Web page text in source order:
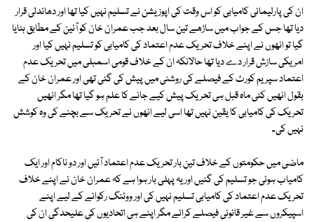
ان کی پارلیمانی کامیابی کو اس وقت کی اپوزیشن نے تسلیم نہیں کیا تھا اور دھاندلی قرار
دیا تھا جس کے جواب میں ساڑھے تین سال بعد جب عمران خان کو آئین کے مطابق ہٹایا
گیا تو انھوں نے اپنے خلاف تحریک عدم اعتماد کی کامیابی کو تسلیم نہیں کیا اور
امریکی سازش قرار دے دیا تھا حالانکہ ان کے خلاف قومی اسمبلی میں تحریک عدم
اعتماد سپریم کورٹ کے فیصلے کی روشنی میں پیش کی گئی تھی اور عمران خان کے
بقول انھیں کئی ماہ قبل ہی تحریک پیش کیے جانے کا علم ہو گیا تھا مگر انھیں
تحریک کی کامیابی کا یقین نہیں تھا اسی لیے انھوں نے تحریک سے بچنے کی وہ کوشش
نہیں کی۔
ماضی میں حکومتوں کے خلاف تین بار تحریک عدم اعتماد آئیں اور دو ناکام اور ایک
کامیاب ہوئی جو تسلیم کی گئیں اور یہ پہلی بار ہوا ہے کہ عمران خان نے اپنے خلاف
تحریک عدم اعتماد کی کامیابی تسلیم نہیں کی اور ووٹنگ رکوانے کے لیے اپنے
اسپیکروں سے غیر قانونی فیصلے کرائے مگر اپنے ہی اتحادیوں کی علیحدگی ان کی